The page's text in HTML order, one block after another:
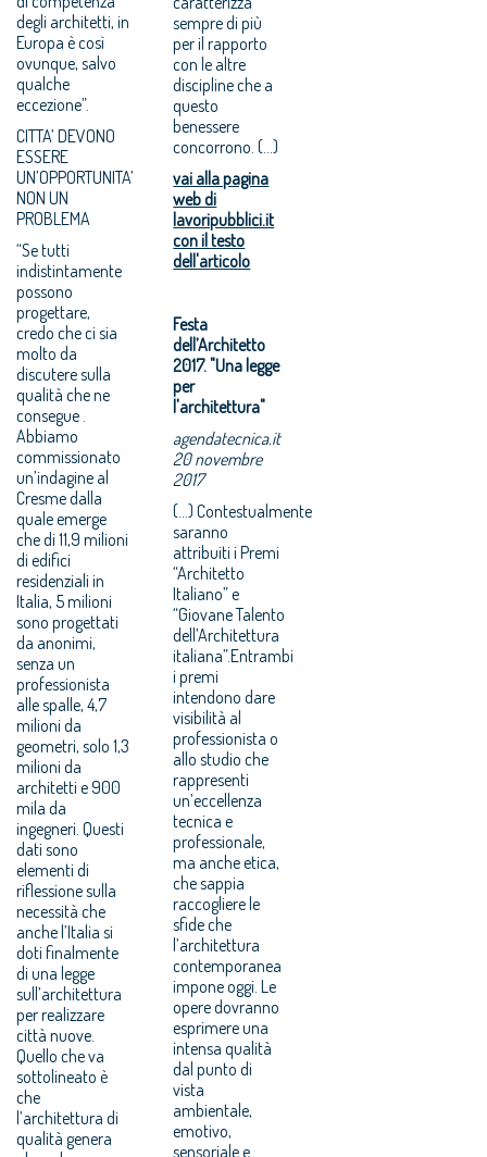
degli architetti, in
Europa è così
ovunque, salvo
qualche
eccezione”.
CITTA’ DEVONO
ESSERE
UN’OPPORTUNITA’
NON UN
PROBLEMA
“Se tutti
indistintamente
possono
progettare,
credo che ci sia
molto da
discutere sulla
qualità che ne
consegue .
Abbiamo
commissionato
un’indagine al
Cresme dalla
quale emerge
che di 11,9 milioni
di edifici
residenziali in
Italia, 5 milioni
sono progettati
da anonimi,
senza un
professionista
alle spalle, 4,7
milioni da
geometri, solo 1,3
milioni da
architetti e 900
mila da
ingegneri. Questi
dati sono
elementi di
riflessione sulla
necessità che
anche l’Italia si
doti finalmente
di una legge
sull’architettura
per realizzare
città nuove.
Quello che va
sottolineato è
che
l’architettura di
qualità genera
sempre di più
per il rapporto
con le altre
discipline che a
questo
benessere
concorrono. (...)
vai alla pagina
web di
lavoripubblici.it
con il testo
dell'articolo
Festa
dell’Architetto
2017. "Una legge
per
l'architettura"
agendatecnica.it
20 novembre
2017
(...) Contestualmente
saranno
attribuiti i Premi
“Architetto
Italiano” e
“Giovane Talento
dell’Architettura
italiana”.Entrambi
i premi
intendono dare
visibilità al
professionista o
allo studio che
rappresenti
un’eccellenza
tecnica e
professionale,
ma anche etica,
che sappia
raccogliere le
sfide che
l’architettura
contemporanea
impone oggi. Le
opere dovranno
esprimere una
intensa qualità
dal punto di
vista
ambientale,
emotivo,
sensoriale e